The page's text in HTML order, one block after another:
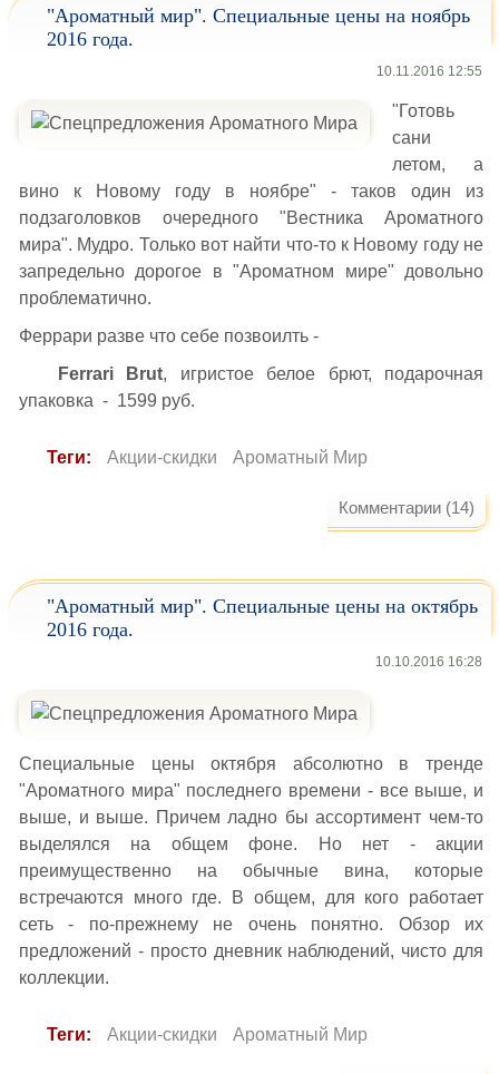
"Ароматный мир". Специальные цены на ноябрь
2016 года.
10.11.2016 12:55
"Готовь
сани
летом, а
вино к Новому году в ноябре" - таков один из
подзаголовков очередного "Вестника Ароматного
мира". Мудро. Только вот найти что-то к Новому году не
запредельно дорогое в "Ароматном мире" довольно
проблематично.
Феррари разве что себе позвоилть -
Ferrari Brut, игристое белое брют, подарочная
упаковка - 1599 руб.
Теги: Акции-скидки Ароматный Мир
Комментарии (14)
"Ароматный мир". Специальные цены на октябрь
2016 года.
10.10.2016 16:28
Специальные цены октября абсолютно в тренде
"Ароматного мира" последнего времени - все выше, и
выше, и выше. Причем ладно бы ассортимент чем-то
выделялся на общем фоне. Но нет - акции
преимущественно на обычные вина, которые
встречаются много где. В общем, для кого работает
сеть - по-прежнему не очень понятно. Обзор их
предложений - просто дневник наблюдений, чисто для
коллекции.
Теги: Акции-скидки Ароматный Мир